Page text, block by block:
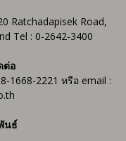
Ratchadapisek Road,
Tel : 0-2642-3400
ต่อ
2221 หรือ email :
นธ์